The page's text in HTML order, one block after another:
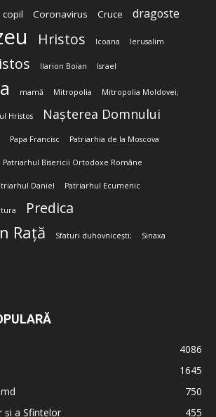
copil Coronavirus Cruce dragoste
Hristos Icoana Ierusalim
Ilarion Boian Israel
mamă Mitropolia Mitropolia Moldovei;
Hristos Nașterea Domnului
Papa Francisc Patriarhia de la Moscova
Patriarhul Bisericii Ortodoxe Române
Daniel Patriarhul Ecumenic
Predica
Rață Sfaturi duhovnicești; Sinaxa
4086
1645
750
și a Sfintelor
455